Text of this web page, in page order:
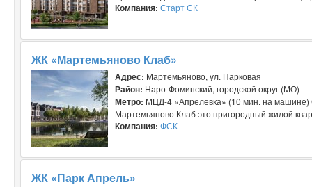
Компания: Старт СК
ЖК «Мартемьяново Клаб»
Адрес: Мартемьяново, ул. Парковая
Район: Наро-Фоминский, городской округ (МО)
Метро: МЦД-4 «Апрелевка» (10 мин. на
Мартемьяново Клаб это пригородный жилой
Компания: ФСК
ЖК «Парк Апрель»